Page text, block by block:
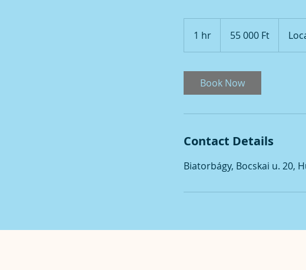
1 hr
h
forint55 000 Ft
Book Now
Contact Details
Biatorbágy, Bocskai u. 20,